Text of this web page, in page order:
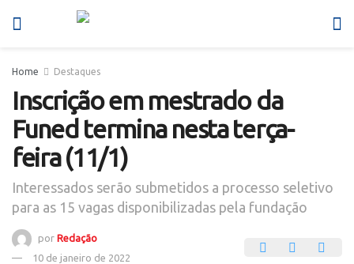
Home Destaques
Inscrição em mestrado da
Funed termina nesta terça-
feira (11/1)
Interessados serão submetidos a processo seletivo
para as 15 vagas disponibilizadas pela fundação
por Redação
10 de janeiro de 2022